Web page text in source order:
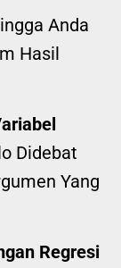
Anda
Hasil
Didebat
Yang
Regresi